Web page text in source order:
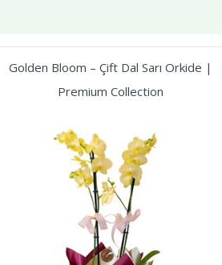
Golden Bloom – Çift Dal Sarı Orkide |
Premium Collection